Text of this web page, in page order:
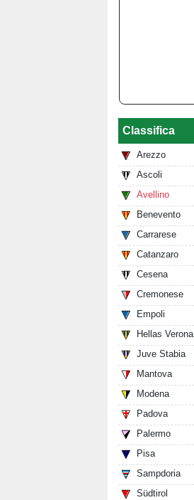
Classifica
Arezzo
Ascoli
Avellino
Benevento
Carrarese
Catanzaro
Cesena
Cremonese
Empoli
Hellas Verona
Juve Stabia
Mantova
Modena
Padova
Palermo
Pisa
Sampdoria
Südtirol